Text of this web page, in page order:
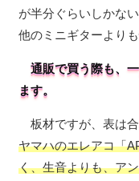
が半分ぐらいしかな
他のミニギターより
通販で買う際も、
ます。
板材ですが、表は合
ヤマハのエレアコ「
く、生音よりも、ア